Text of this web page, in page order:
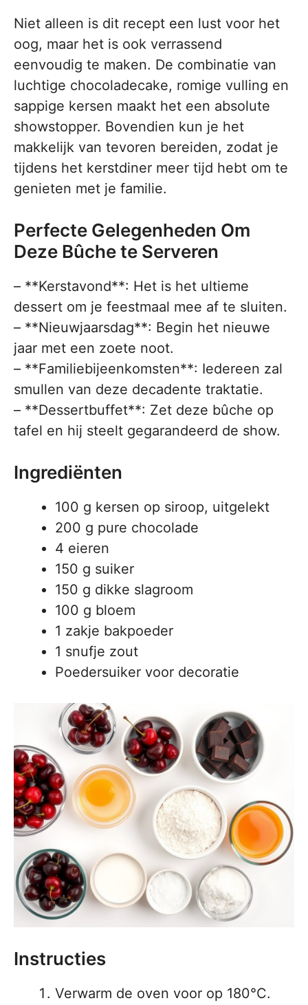
Niet alleen is dit recept een lust voor het
oog, maar het is ook verrassend
eenvoudig te maken. De combinatie van
luchtige chocoladecake, romige vulling en
sappige kersen maakt het een absolute
showstopper. Bovendien kun je het
makkelijk van tevoren bereiden, zodat je
tijdens het kerstdiner meer tijd hebt om te
genieten met je familie.
Perfecte Gelegenheden Om
Deze Bûche te Serveren
– **Kerstavond**: Het is het ultieme
dessert om je feestmaal mee af te sluiten.
– **Nieuwjaarsdag**: Begin het nieuwe
jaar met een zoete noot.
– **Familiebijeenkomsten**: Iedereen zal
smullen van deze decadente traktatie.
– **Dessertbuffet**: Zet deze bûche op
tafel en hij steelt gegarandeerd de show.
Ingrediënten
100 g kersen op siroop, uitgelekt
200 g pure chocolade
4 eieren
150 g suiker
150 g dikke slagroom
100 g bloem
1 zakje bakpoeder
1 snufje zout
Poedersuiker voor decoratie
Instructies
Verwarm de oven voor op 180°C.